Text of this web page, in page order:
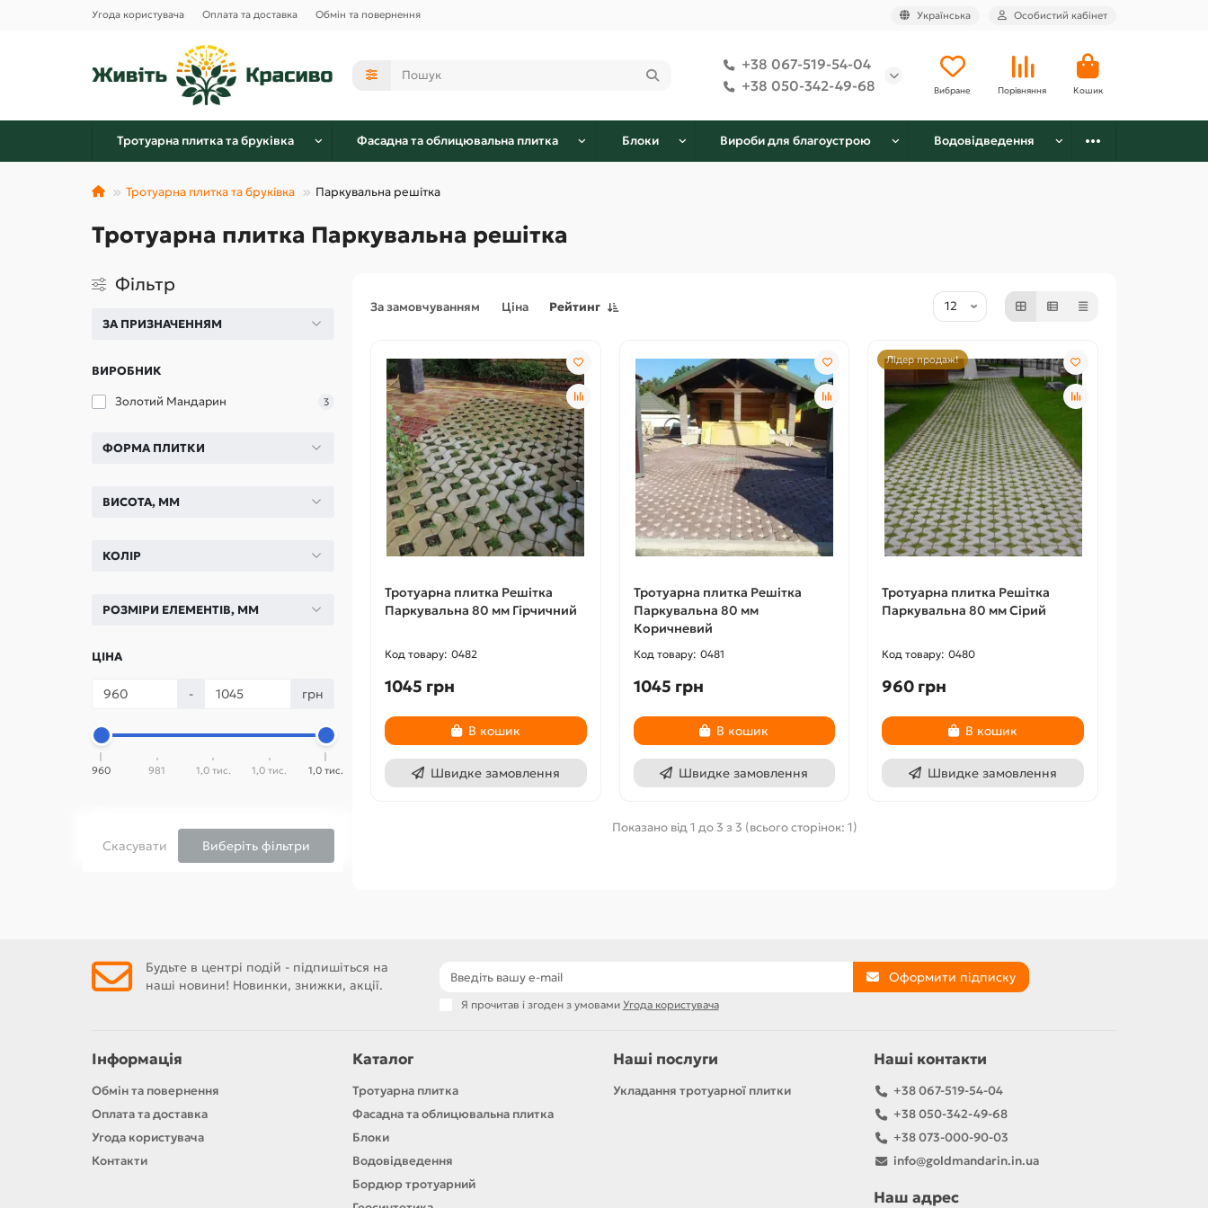
Угода користувача Оплата та доставка Обмін та повернення Українська Особистий кабінет
+38 067-519-54-04
+38 050-342-49-68
Вибране Порівняння Кошик
Тротуарна плитка та бруківка Фасадна та облицювальна плитка Блоки Вироби для благоустрою Водовідведення
Тротуарна плитка та бруківка Паркувальна решітка
Тротуарна плитка Паркувальна решітка
Фільтр
ЗА ПРИЗНАЧЕННЯМ
ВИРОБНИК
Золотий Мандарин
3
ФОРМА ПЛИТКИ
ВИСОТА, ММ
КОЛІР
РОЗМІРИ ЕЛЕМЕНТІВ, ММ
ЦІНА
- грн
960 981 1,0 тис. 1,0 тис. 1,0 тис.
Скасувати Виберіть фільтри
За замовчуванням Ціна Рейтинг
Тротуарна плитка Решітка
Паркувальна 80 мм Гірчичний
0482
1045 грн
В кошик
Швидке замовлення
Тротуарна плитка Решітка
Паркувальна 80 мм
Коричневий
0481
1045 грн
В кошик
Швидке замовлення
Лідер продаж!
Тротуарна плитка Решітка
Паркувальна 80 мм Сірий
0480
960 грн
В кошик
Швидке замовлення
Показано від 1 до 3 з 3 (всього сторінок: 1)
Будьте в центрі подій - підпишіться на
наші новини! Новинки, знижки, акції.
Оформити підписку
Я прочитав і згоден з умовами Угода користувача
Інформація
Обмін та повернення
Оплата та доставка
Угода користувача
Контакти
Каталог
Тротуарна плитка
Фасадна та облицювальна плитка
Блоки
Водовідведення
Бордюр тротуарний
Наші послуги
Укладання тротуарної плитки
Наші контакти
+38 067-519-54-04
+38 050-342-49-68
+38 073-000-90-03
info@goldmandarin.in.ua
Наш адрес